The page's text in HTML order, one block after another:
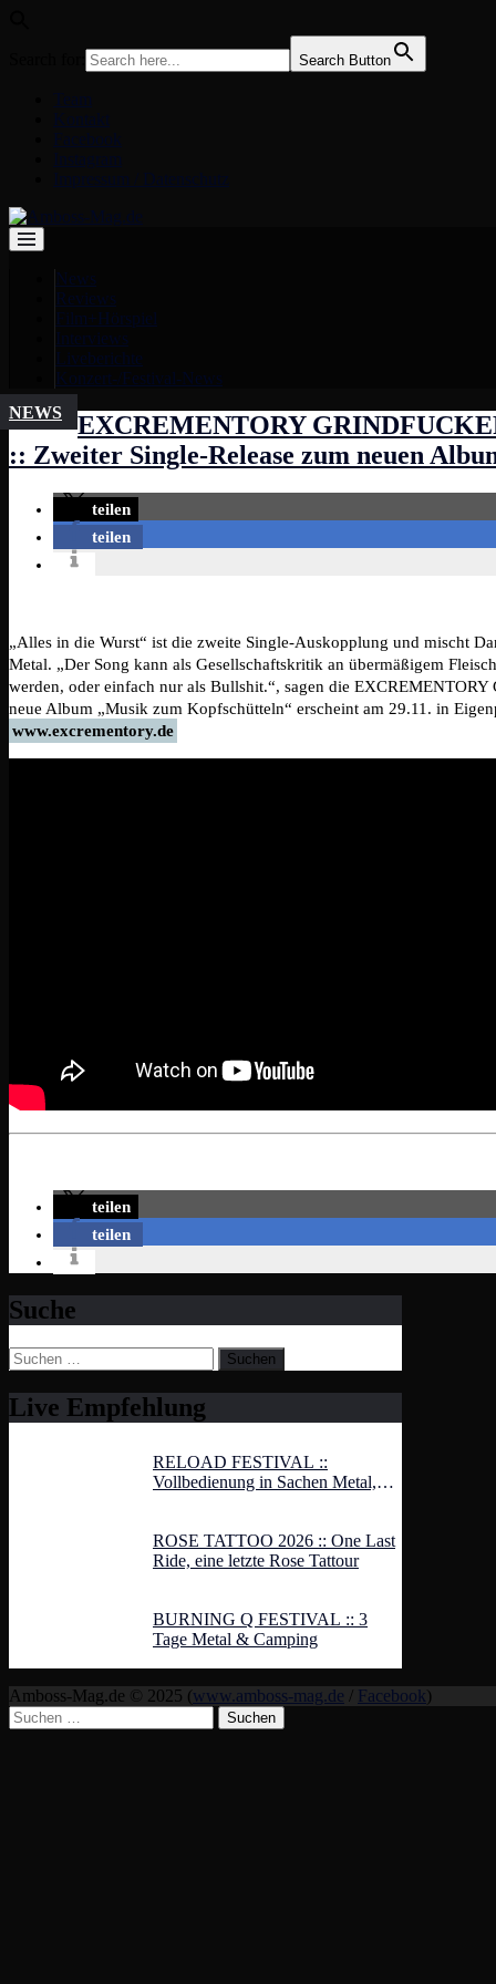
Search Button
Team
Kontakt
Facebook
Instagram
Impressum / Datenschutz
News
Reviews
Film+Hörspiel
Interviews
Liveberichte
Konzert-/Festival-News
NEWS
EXCREMENTORY
:: Zweiter Single-Release zum neuen
teilen
teilen
„Alles in die Wurst“ ist die zweite Single-Auskopplung und mischt
Metal. „Der Song kann als Gesellschaftskritik an übermäßigem
werden, oder einfach nur als Bullshit.“, sagen die EXCREMENTORY
neue Album „Musik zum Kopfschütteln“ erscheint am 29.11. in
www.excrementory.de
teilen
teilen
Suche
Suchen
nach:
Live Empfehlung
RELOAD FESTIVAL ::
Vollbedienung in Sachen Metal,
ROSE TATTOO 2026 :: One Last
Ride, eine letzte Rose Tattour
BURNING Q FESTIVAL :: 3
Tage Metal & Camping
Amboss-Mag.de © 2025 (www.amboss-mag.de / Facebook)
Suchen
nach: